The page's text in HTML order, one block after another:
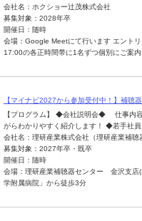
会社名：ホクショー辻茂株式会社
募集対象：2028年卒
開催日：随時
会場：Google Meetにて行います エント
17:00の各正時間帯に1名ずつ個別にご案内
【マイナビ2027から参加受付中！】補聴
【プログラム】 ◆会社説明会◆ 仕事内
がらわかりやすく紹介します！ ◆若手社
会社名：理研産業株式会社（理研産業補聴
募集対象：2027年卒・既卒
開催日：随時
会場：理研産業補聴器センター 金沢支店
学附属病院」から徒歩3分